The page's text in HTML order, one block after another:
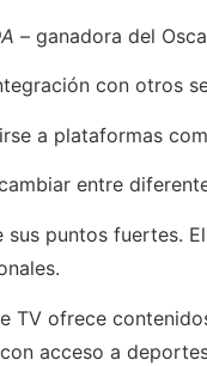
– ganadora del
con otros
a plataformas
entre
puntos fuertes.
TV ofrece
acceso a